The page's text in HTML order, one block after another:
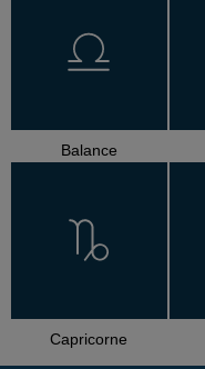
Balance
Capricorne